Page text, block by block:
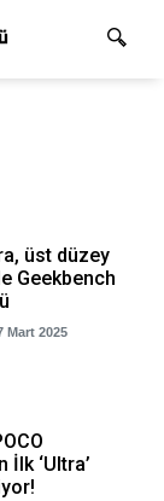
üst düzey
Geekbench
Mart 2025
İlk ‘Ultra’